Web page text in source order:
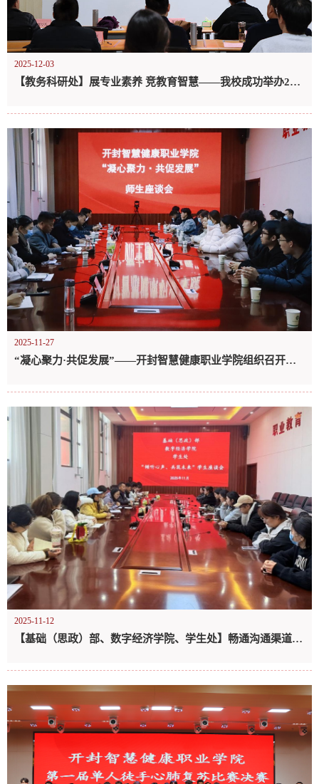
2025-12-03
【教务科研处】展专业素养 竞教育智慧——我校成功举办2025年度教师说课比赛
2025-11-27
“凝心聚力·共促发展”——开封智慧健康职业学院组织召开师生座谈会
2025-11-12
【基础（思政）部、数字经济学院、学生处】畅通沟通渠道，共绘发展蓝图